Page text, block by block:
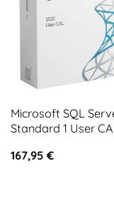
Microsoft SQL
Standard 1 User
167,95 €